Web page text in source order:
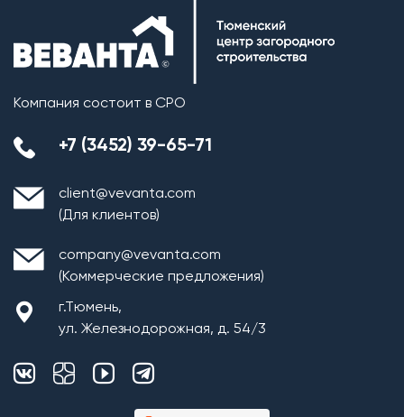
Компания состоит в СРО
+7 (3452) 39-65-71
client@vevanta.com
(Для клиентов)
company@vevanta.com
(Коммерческие предложения)
г.Тюмень,
ул. Железнодорожная, д. 54/3